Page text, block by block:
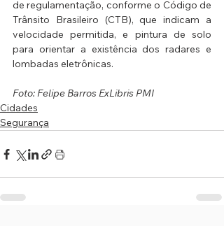
de regulamentação, conforme o Código de
Trânsito Brasileiro (CTB), que indicam a
velocidade permitida, e pintura de solo
para orientar a existência dos radares e
lombadas eletrônicas.
Foto: Felipe Barros ExLibris PMI
Cidades
Segurança